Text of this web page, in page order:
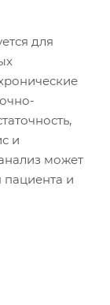
для
и
может
пациента и